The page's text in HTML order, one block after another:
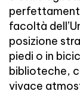
facoltà
posizione
piedi o in
biblioteche,
vivace